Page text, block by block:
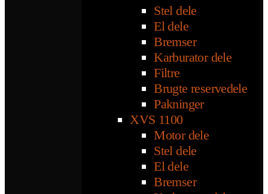
Stel dele
El dele
Bremser
Karburator dele
Filtre
Brugte reservedele
Pakninger
XVS 1100
Motor dele
Stel dele
El dele
Bremser